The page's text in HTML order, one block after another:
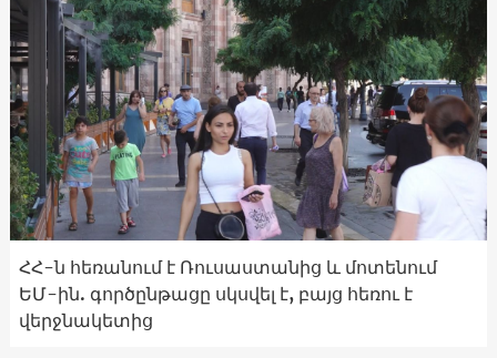
ՀՀ-ն հեռանում է Ռուսաստանից և մոտենում
ԵՄ-ին. գործընթացը սկսվել է, բայց հեռու է
վերջնակետից